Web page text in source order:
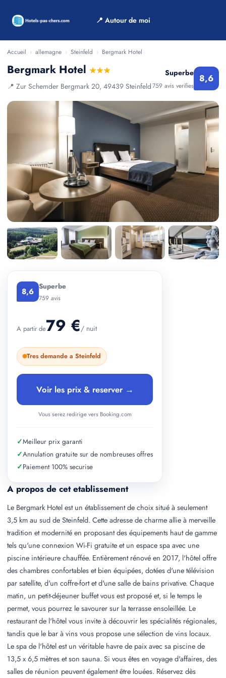
📍 Autour de moi
Accueil › allemagne › Steinfeld › Bergmark Hotel
Bergmark Hotel ★★★
📍 Zur Schemder Bergmark 20, 49439 Steinfeld
Superbe
759 avis verifies
8,6
A propos de cet etablissement
Le Bergmark Hotel est un établissement de choix situé à seulement
3,5 km au sud de Steinfeld. Cette adresse de charme allie à merveille
tradition et modernité en proposant des équipements haut de gamme
tels qu'une connexion Wi-Fi gratuite et un espace spa avec une
piscine intérieure chauffée. Entièrement rénové en 2017, l'hôtel offre
des chambres confortables et bien équipées, dotées d'une télévision
par satellite, d'un coffre-fort et d'une salle de bains privative. Chaque
matin, un petit-déjeuner buffet vous est proposé et, si le temps le
permet, vous pourrez le savourer sur la terrasse ensoleillée. Le
restaurant de l'hôtel vous invite à découvrir les spécialités régionales,
tandis que le bar à vins vous propose une sélection de vins locaux.
Le spa de l'hôtel est un véritable havre de paix avec sa piscine de
13,5 x 6,5 mètres et son sauna. Si vous êtes en voyage d'affaires, des
salles de réunion peuvent également être louées. Réservez dès
8,6 Superbe
759 avis
A partir de79 €/ nuit
Tres demande a Steinfeld
Voir les prix & reserver →
Vous serez redirige vers Booking.com
✓Meilleur prix garanti
✓Annulation gratuite sur de nombreuses offres
✓Paiement 100% securise